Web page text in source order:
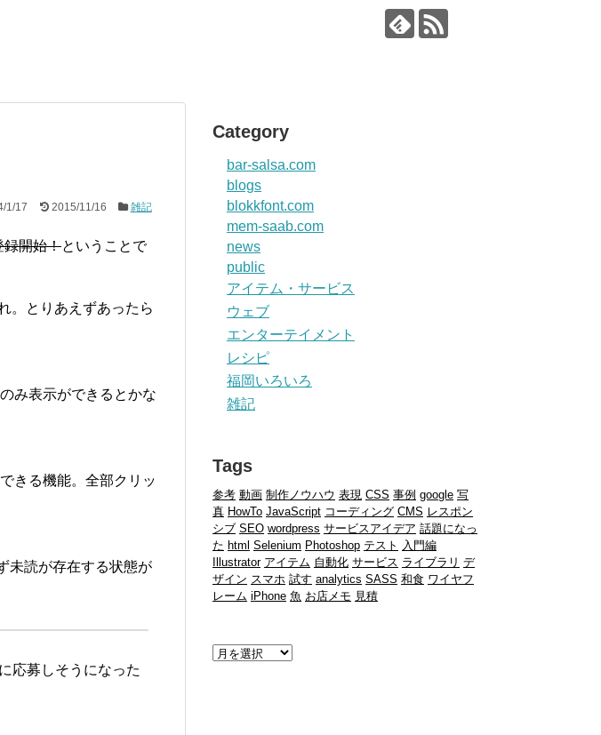
1/17 2015/11/16 雑記
録開始！ということで
。とりあえずあったら
み表示ができるとかな
きる機能。全部クリッ
未読が存在する状態が
応募しそうになった
Category
bar-salsa.com
blogs
blokkfont.com
mem-saab.com
news
public
アイテム・サービス
ウェブ
エンターテイメント
レシピ
福岡いろいろ
雑記
Tags
参考 動画 制作ノウハウ 表現 CSS 事例 google 写
真 HowTo JavaScript コーディング CMS レスポン
シブ SEO wordpress サービスアイデア 話題になっ
た html Selenium Photoshop テスト 入門編
Illustrator アイテム 自動化 サービス ライブラリ デ
ザイン スマホ 試す analytics SASS 和食 ワイヤフ
レーム iPhone 魚 お店メモ 見積